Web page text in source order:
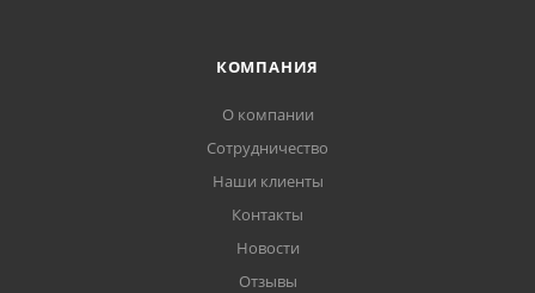
КОМПАНИЯ
О компании
Сотрудничество
Наши клиенты
Контакты
Новости
Отзывы